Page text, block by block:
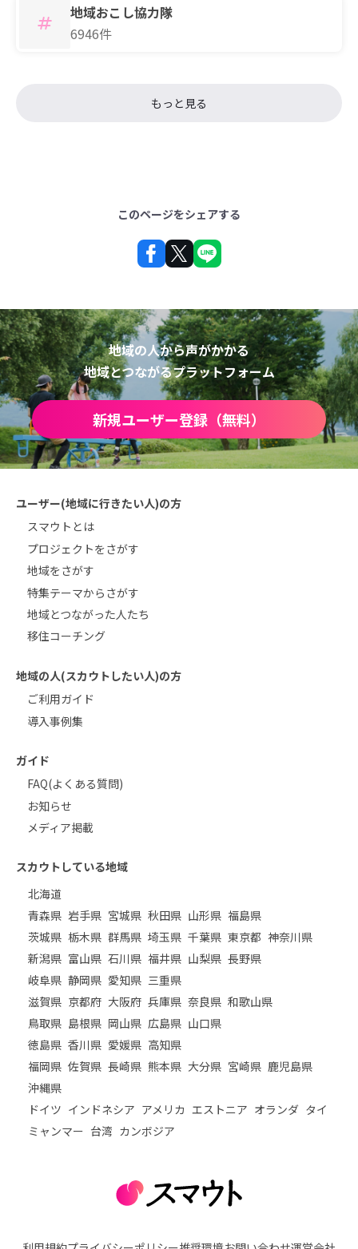
地域おこし協力隊
6946件
もっと見る
このページをシェアする
地域の人から声がかかる
地域とつながるプラットフォーム
新規ユーザー登録（無料）
ユーザー(地域に行きたい人)の方
スマウトとは
プロジェクトをさがす
地域をさがす
特集テーマからさがす
地域とつながった人たち
移住コーチング
地域の人(スカウトしたい人)の方
ご利用ガイド
導入事例集
ガイド
FAQ(よくある質問)
お知らせ
メディア掲載
スカウトしている地域
北海道
青森県 岩手県 宮城県 秋田県 山形県 福島県
茨城県 栃木県 群馬県 埼玉県 千葉県 東京都 神奈川県
新潟県 富山県 石川県 福井県 山梨県 長野県
岐阜県 静岡県 愛知県 三重県
滋賀県 京都府 大阪府 兵庫県 奈良県 和歌山県
鳥取県 島根県 岡山県 広島県 山口県
徳島県 香川県 愛媛県 高知県
福岡県 佐賀県 長崎県 熊本県 大分県 宮崎県 鹿児島県
沖縄県
ドイツ インドネシア アメリカ エストニア オランダ タイ
ミャンマー 台湾 カンボジア